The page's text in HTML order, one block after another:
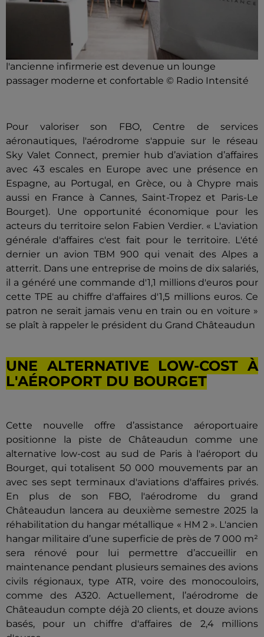
l'ancienne infirmerie est devenue un lounge
passager moderne et confortable © Radio Intensité
Pour valoriser son FBO, Centre de services
aéronautiques, l'aérodrome s'appuie sur le réseau
Sky Valet Connect, premier hub d’aviation d’affaires
avec 43 escales en Europe avec une présence en
Espagne, au Portugal, en Grèce, ou à Chypre mais
aussi en France à Cannes, Saint-Tropez et Paris-Le
Bourget). Une opportunité économique pour les
acteurs du territoire selon Fabien Verdier. « L'aviation
générale d'affaires c'est fait pour le territoire. L'été
dernier un avion TBM 900 qui venait des Alpes a
atterrit. Dans une entreprise de moins de dix salariés,
il a généré une commande d'1,1 millions d'euros pour
cette TPE au chiffre d'affaires d'1,5 millions euros. Ce
patron ne serait jamais venu en train ou en voiture »
se plaît à rappeler le président du Grand Châteaudun
UNE ALTERNATIVE LOW-COST À
L'AÉROPORT DU BOURGET
Cette nouvelle offre d’assistance aéroportuaire
positionne la piste de Châteaudun comme une
alternative low-cost au sud de Paris à l'aéroport du
Bourget, qui totalisent 50 000 mouvements par an
avec ses sept terminaux d'aviations d'affaires privés.
En plus de son FBO, l'aérodrome du grand
Châteaudun lancera au deuxième semestre 2025 la
réhabilitation du hangar métallique « HM 2 ». L'ancien
hangar militaire d’une superficie de près de 7 000 m²
sera rénové pour lui permettre d’accueillir en
maintenance pendant plusieurs semaines des avions
civils régionaux, type ATR, voire des monocouloirs,
comme des A320. Actuellement, l’aérodrome de
Châteaudun compte déjà 20 clients, et douze avions
basés, pour un chiffre d'affaires de 2,4 millions